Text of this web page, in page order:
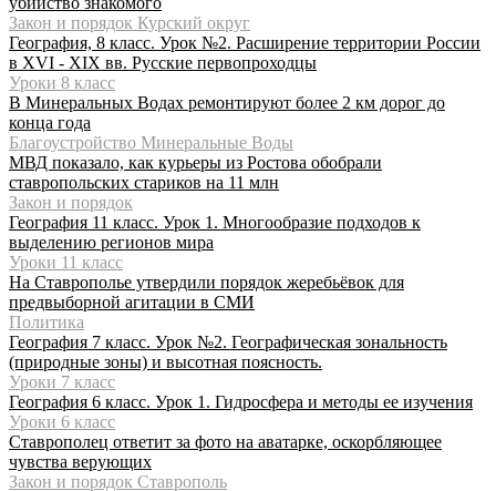
Закон и порядок Курский округ
География, 8 класс. Урок №2. Расширение территории России
в XVI - XIX вв. Русские первопроходцы
Уроки 8 класс
В Минеральных Водах ремонтируют более 2 км дорог до
конца года
Благоустройство Минеральные Воды
МВД показало, как курьеры из Ростова обобрали
ставропольских стариков на 11 млн
Закон и порядок
География 11 класс. Урок 1. Многообразие подходов к
выделению регионов мира
Уроки 11 класс
На Ставрополье утвердили порядок жеребьёвок для
предвыборной агитации в СМИ
Политика
География 7 класс. Урок №2. Географическая зональность
(природные зоны) и высотная поясность.
Уроки 7 класс
География 6 класс. Урок 1. Гидросфера и методы ее изучения
Уроки 6 класс
Ставрополец ответит за фото на аватарке, оскорбляющее
чувства верующих
Закон и порядок Ставрополь